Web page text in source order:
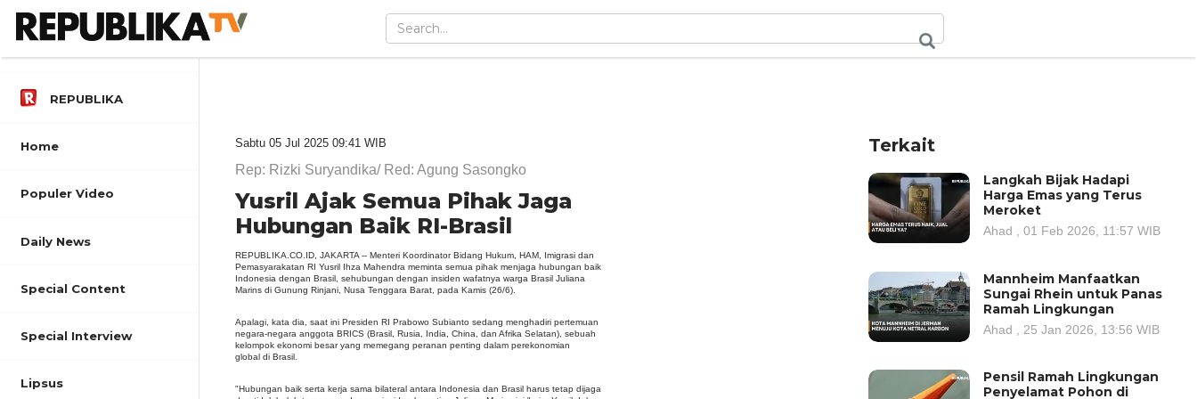
REPUBLIKA
Home
Populer Video
Daily News
Special Content
Special Interview
Lipsus
Sabtu 05 Jul 2025 09:41 WIB
Rep: Rizki Suryandika/ Red: Agung Sasongko
Yusril Ajak Semua Pihak Jaga
Hubungan Baik RI-Brasil
REPUBLIKA.CO.ID, JAKARTA -- Menteri Koordinator Bidang Hukum, HAM, Imigrasi dan
Pemasyarakatan RI Yusril Ihza Mahendra meminta semua pihak menjaga hubungan baik
Indonesia dengan Brasil, sehubungan dengan insiden wafatnya warga Brasil Juliana
Marins di Gunung Rinjani, Nusa Tenggara Barat, pada Kamis (26/6).
Apalagi, kata dia, saat ini Presiden RI Prabowo Subianto sedang menghadiri pertemuan
negara-negara anggota BRICS (Brasil, Rusia, India, China, dan Afrika Selatan), sebuah
kelompok ekonomi besar yang memegang peranan penting dalam perekonomian
global di Brasil.
"Hubungan baik serta kerja sama bilateral antara Indonesia dan Brasil harus tetap dijaga
Terkait
Langkah Bijak Hadapi
Harga Emas yang Terus
Meroket
Ahad , 01 Feb 2026, 11:57 WIB
Mannheim Manfaatkan
Sungai Rhein untuk Panas
Ramah Lingkungan
Ahad , 25 Jan 2026, 13:56 WIB
Pensil Ramah Lingkungan
Penyelamat Pohon di